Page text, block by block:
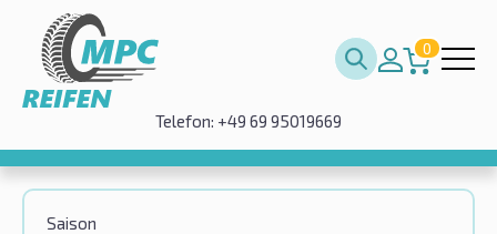
0
Telefon: +49 69 95019669
Saison